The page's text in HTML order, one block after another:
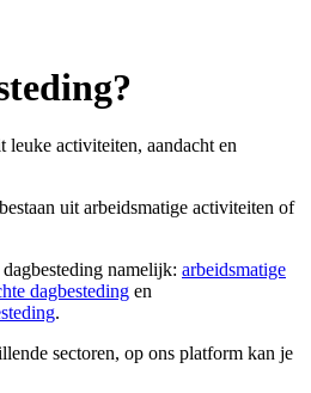
leuke activiteiten, aandacht en
uit arbeidsmatige activiteiten of
namelijk: arbeidsmatige
dagbesteding en
.
sectoren, op ons platform kan je